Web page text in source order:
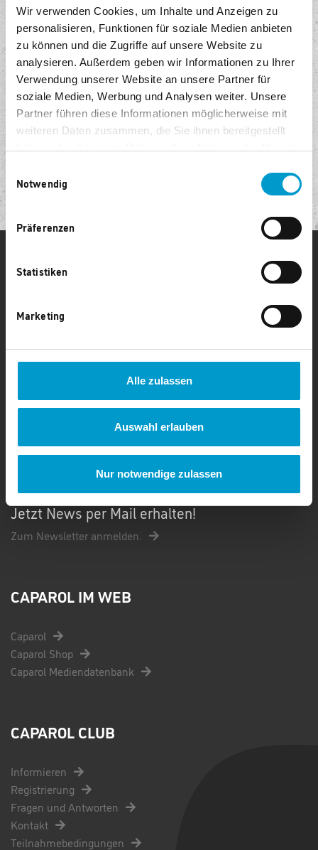
Wir verwenden Cookies, um Inhalte und Anzeigen zu
personalisieren, Funktionen für soziale Medien anbieten
zu können und die Zugriffe auf unsere Website zu
analysieren. Außerdem geben wir Informationen zu Ihrer
Verwendung unserer Website an unsere Partner für
soziale Medien, Werbung und Analysen weiter. Unsere
Partner führen diese Informationen möglicherweise mit
weiteren Daten zusammen, die Sie ihnen bereitgestellt
Notwendig
Präferenzen
Statistiken
Marketing
Alle zulassen
Auswahl erlauben
Nur notwendige zulassen
Egal, wie viel Sie kaufen, Sie bezahlen keine Versandkosten!
Sicheres Einkaufen
Unser Shop ist mit modernster Sicherheitssoftware ausgestattet.
Kostenlose Rückgabe
Senden Sie die Ware innerhalb von 14 Tagen kostenlos zurück.
Bequem und sicher bezahlen
02273 / 952 958 50
Freitag: 09:00 bis 16:00 Uhr
kontakt@caparol-club.de
NEWSLETTER
Jetzt News per Mail erhalten!
Zum Newsletter anmelden.
CAPAROL IM WEB
Caparol
Caparol Shop
Caparol Mediendatenbank
CAPAROL CLUB
Informieren
Registrierung
Fragen und Antworten
Kontakt
Teilnahmebedingungen